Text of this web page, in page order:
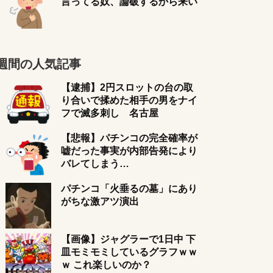
間の人気記事
【逮捕】2円スロットの台の取
り合いで揉めた相手の男をナイ
フで滅多刺し 名古屋
【悲報】パチンコの完全確率が
嘘だった事実が内部告発により
バレてしまう…
パチンコ「火垂るの墓」にあり
がちな激アツ演出
【画像】ジャグラーで1日中 下
皿モミモミしているグラフｗｗ
ｗ これ楽しいのか？